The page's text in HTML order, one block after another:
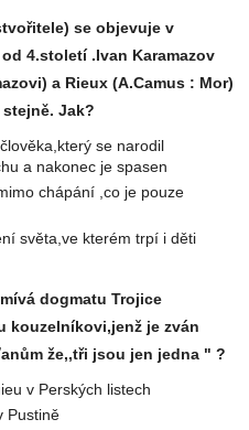
se objevuje v
4.století .Ivan Karamazov
a Rieux (A.Camus : Mor)
Jak?
se narodil
a nakonec je spasen
chápání ,co je pouze
světa,ve kterém trpí i děti
dogmatu Trojice
kouzelníkovi,jenž je zván
že,,tři jsou jen jedna " ?
v Perských listech
Pustině